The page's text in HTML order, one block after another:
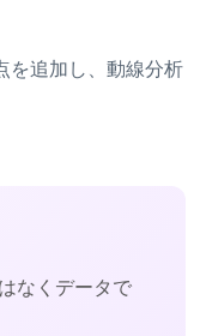
追加し、動線分析
なくデータで